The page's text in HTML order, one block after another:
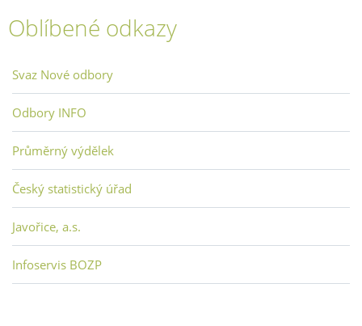
Oblíbené odkazy
Svaz Nové odbory
Odbory INFO
Průměrný výdělek
Český statistický úřad
Javořice, a.s.
Infoservis BOZP